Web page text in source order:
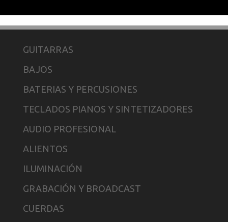
GUITARRAS
BAJOS
BATERIAS Y PERCUSIONES
TECLADOS PIANOS Y SINTETIZADORES
AUDIO PROFESIONAL
ALIENTOS
ILUMINACIÓN
GRABACIÓN Y BROADCAST
CUERDAS